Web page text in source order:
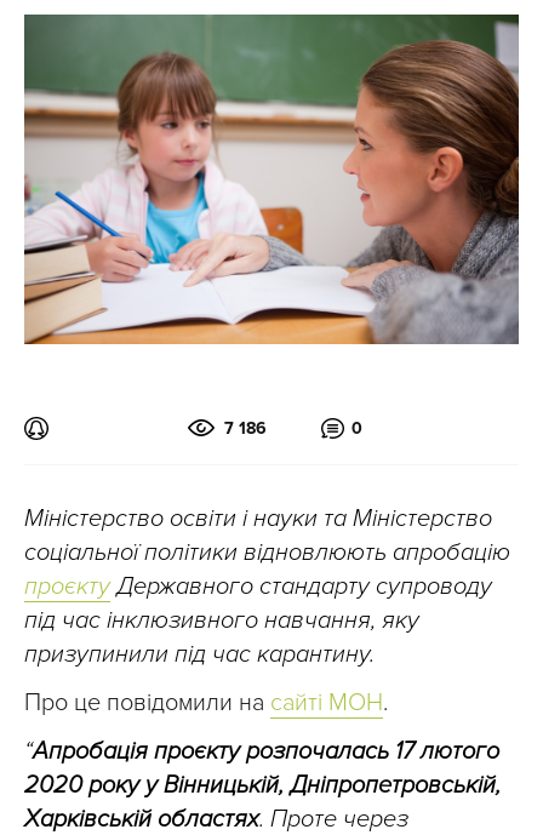
7 186 0
Міністерство освіти і науки та Міністерство
соціальної політики відновлюють апробацію
проєктуДержавного стандарту супроводу
під час інклюзивного навчання, яку
призупинили під час карантину.
Про це повідомили на сайті МОН.
“Апробація проєкту розпочалась 17 лютого
2020 року у Вінницькій, Дніпропетровській,
Харківській областях. Проте через